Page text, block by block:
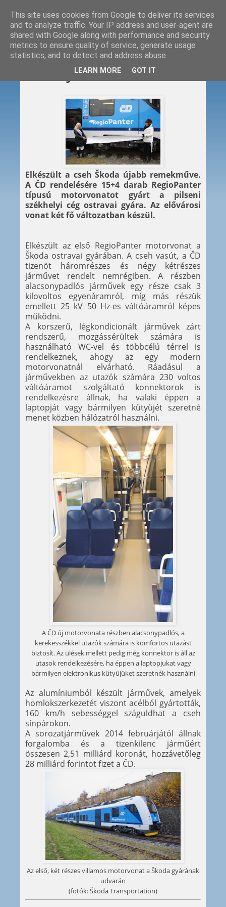
2011. 11. 24.
Itt az újabb Škoda-csoda!
Elkészült a cseh Škoda újabb remekműve.
A ČD rendelésére 15+4 darab RegioPanter
típusú motorvonatot gyárt a pilseni
székhelyi cég ostravai gyára. Az elővárosi
vonat két fő változatban készül.
Elkészült az első RegioPanter motorvonat a
Škoda ostravai gyárában. A cseh vasút, a ČD
tizenöt háromrészes és négy kétrészes
járművet rendelt nemrégiben. A részben
alacsonypadlós járművek egy része csak 3
kilovoltos egyenáramról, míg más részük
emellett 25 kV 50 Hz-es váltóáramról képes
működni.
A korszerű, légkondicionált járművek zárt
rendszerű, mozgássérültek számára is
használható WC-vel és többcélú térrel is
rendelkeznek, ahogy az egy modern
motorvonatnál elvárható. Ráadásul a
járművekben az utazók számára 230 voltos
váltóáramot szolgáltató konnektorok is
rendelkezésre állnak, ha valaki éppen a
laptopját vagy bármilyen kütyüjét szeretné
menet közben hálózatról használni.
A ČD új motorvonata részben alacsonypadlós, a
kerekesszékkel utazók számára is komfortos utazást
biztosít. Az ülések mellett pedig még konnektor is áll az
utasok rendelkezésére, ha éppen a laptopjukat vagy
bármilyen elektronikus kütyüjüket szeretnék használni
Az alumíniumból készült járművek, amelyek
homlokszerkezetét viszont acélból gyártották,
160 km/h sebességgel száguldhat a cseh
sínpárokon.
A sorozatjárművek 2014 februárjától állnak
forgalomba és a tizenkilenc járműért
összesen 2,51 milliárd koronát, hozzávetőleg
28 milliárd forintot fizet a ČD.
Az első, két részes villamos motorvonat a Škoda gyárának
udvarán
(fotók: Škoda Transportation)
This site uses cookies from Google to deliver its services
and to analyze traffic. Your IP address and user-agent are
shared with Google along with performance and security
metrics to ensure quality of service, generate usage
statistics, and to detect and address abuse.
LEARN MORE GOT IT